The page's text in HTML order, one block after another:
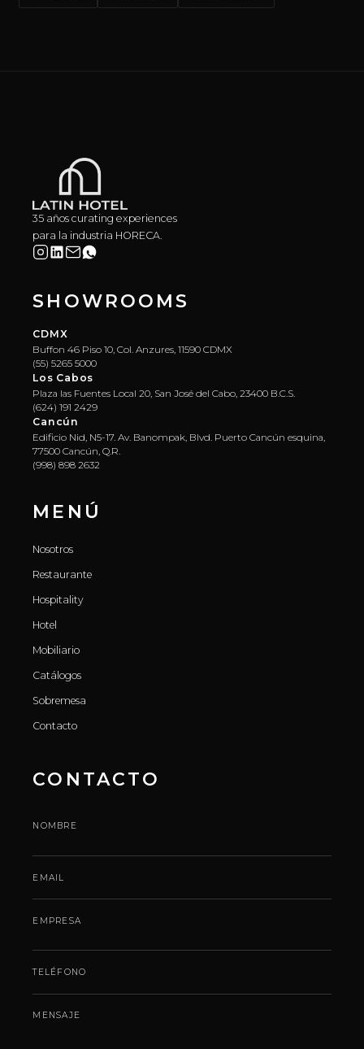
35 años curating experiences
para la industria HORECA.
SHOWROOMS
CDMX
Buffon 46 Piso 10, Col. Anzures, 11590 CDMX
(55) 5265 5000
Los Cabos
Plaza las Fuentes Local 20, San José del Cabo, 23400 B.C.S.
(624) 191 2429
Cancún
Edificio Nid, N5-17. Av. Banompak, Blvd. Puerto Cancún esquina,
77500 Cancún, Q.R.
(998) 898 2632
MENÚ
Nosotros
Restaurante
Hospitality
Hotel
Mobiliario
Catálogos
Sobremesa
Contacto
CONTACTO
NOMBRE
EMAIL
EMPRESA
TELÉFONO
MENSAJE